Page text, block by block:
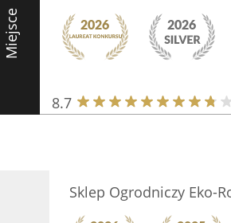
Miejsce
8.7
Sklep Ogrodniczy Eko-